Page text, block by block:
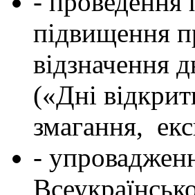
підвищення
відзначення
(«Дні
змагання,
-